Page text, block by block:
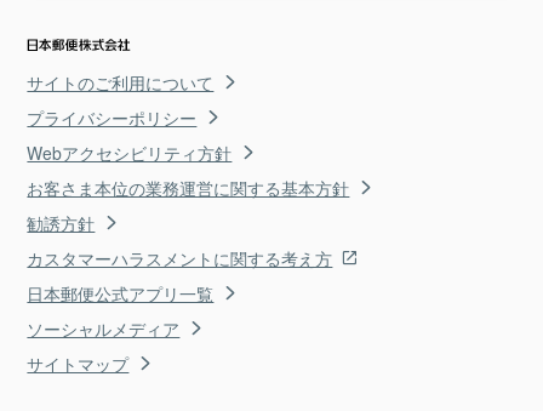
サイトのご利用について
プライバシーポリシー
Webアクセシビリティ方針
お客さま本位の業務運営に関する基本方針
勧誘方針
カスタマーハラスメントに関する考え方
日本郵便公式アプリ一覧
ソーシャルメディア
サイトマップ